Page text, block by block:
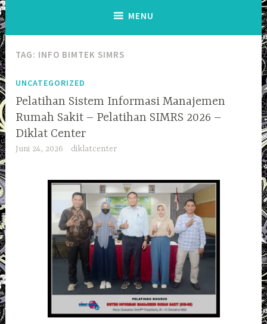
MENU
TAG: INFO BIMTEK SIMRS
UNCATEGORIZED
Pelatihan Sistem Informasi Manajemen
Rumah Sakit – Pelatihan SIMRS 2026 –
Diklat Center
Juni 24, 2026 diklatcenter